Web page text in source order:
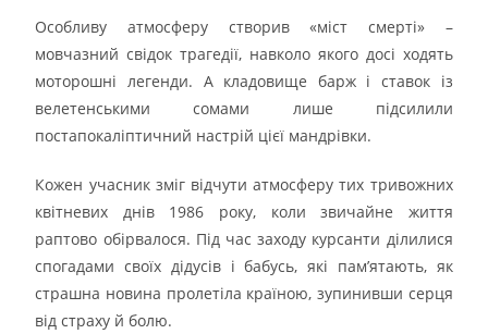
Особливу атмосферу створив «міст смерті» –
мовчазний свідок трагедії, навколо якого досі ходять
моторошні легенди. А кладовище барж і ставок із
велетенськими сомами лише підсилили
постапокаліптичний настрій цієї мандрівки.
Кожен учасник зміг відчути атмосферу тих тривожних
квітневих днів 1986 року, коли звичайне життя
раптово обірвалося. Під час заходу курсанти ділилися
спогадами своїх дідусів і бабусь, які пам’ятають, як
страшна новина пролетіла країною, зупинивши серця
від страху й болю.